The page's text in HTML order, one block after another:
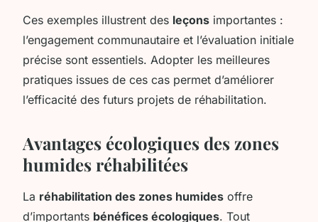
Ces exemples illustrent des leçons importantes :
l’engagement communautaire et l’évaluation initiale
précise sont essentiels. Adopter les meilleures
pratiques issues de ces cas permet d’améliorer
l’efficacité des futurs projets de réhabilitation.
Avantages écologiques des zones
humides réhabilitées
La réhabilitation des zones humides offre
d’importants bénéfices écologiques. Tout